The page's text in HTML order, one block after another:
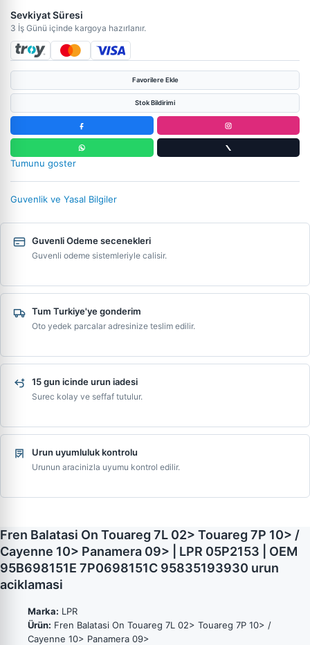
Sevkiyat Süresi
3 İş Günü içinde kargoya hazırlanır.
Favorilere Ekle
Stok Bildirimi
Tumunu goster
Guvenlik ve Yasal Bilgiler
Guvenli Odeme secenekleri
Guvenli odeme sistemleriyle calisir.
Tum Turkiye'ye gonderim
Oto yedek parcalar adresinize teslim edilir.
15 gun icinde urun iadesi
Surec kolay ve seffaf tutulur.
Urun uyumluluk kontrolu
Urunun aracinizla uyumu kontrol edilir.
Fren Balatasi On Touareg 7L 02> Touareg 7P 10> /
Cayenne 10> Panamera 09> | LPR 05P2153 | OEM
95B698151E 7P0698151C 95835193930 urun
aciklamasi
Marka: LPR
Ürün: Fren Balatasi On Touareg 7L 02> Touareg 7P 10> /
Cayenne 10> Panamera 09>